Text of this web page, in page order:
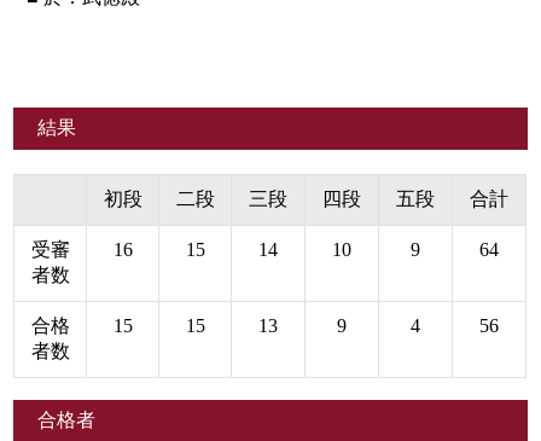
結果
初段 二段 三段 四段 五段 合計
受審
者数
16 15 14 10 9 64
合格
者数
15 15 13 9 4 56
合格者